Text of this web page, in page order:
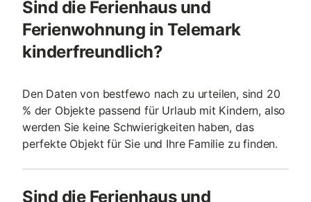
Sind die Ferienhaus und
Ferienwohnung in Telemark
kinderfreundlich?
Den Daten von bestfewo nach zu urteilen, sind 20
% der Objekte passend für Urlaub mit Kindern, also
werden Sie keine Schwierigkeiten haben, das
perfekte Objekt für Sie und Ihre Familie zu finden.
Sind die Ferienhaus und